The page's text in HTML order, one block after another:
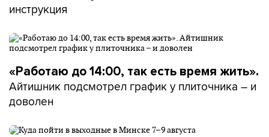
инструкция
«Работаю до 14:00, так есть время жить».
Айтишник подсмотрел график у плиточника – и
доволен